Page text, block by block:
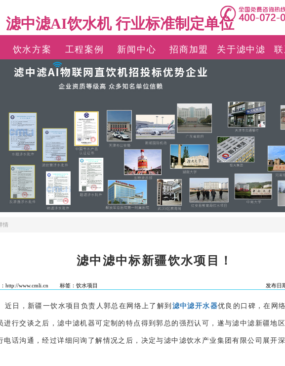
滤中滤AI饮水机 行业标准制定单位
饮水方案 工程案例 新闻中心 招商加盟 关于滤中滤
情
滤中滤中标新疆饮水项目！
http://www.cmli.cn 标签：饮水项目 发布日
近日，新疆一饮水项目负责人郭总在网络上了解到 滤中滤开水器优良的口碑，在网
进行交谈之后，滤中滤机器可定制的特点得到郭总的强烈认可，遂与滤中滤新疆地
电话沟通，经过详细问询了解情况之后，决定与滤中滤饮水产业集团有限公司展开